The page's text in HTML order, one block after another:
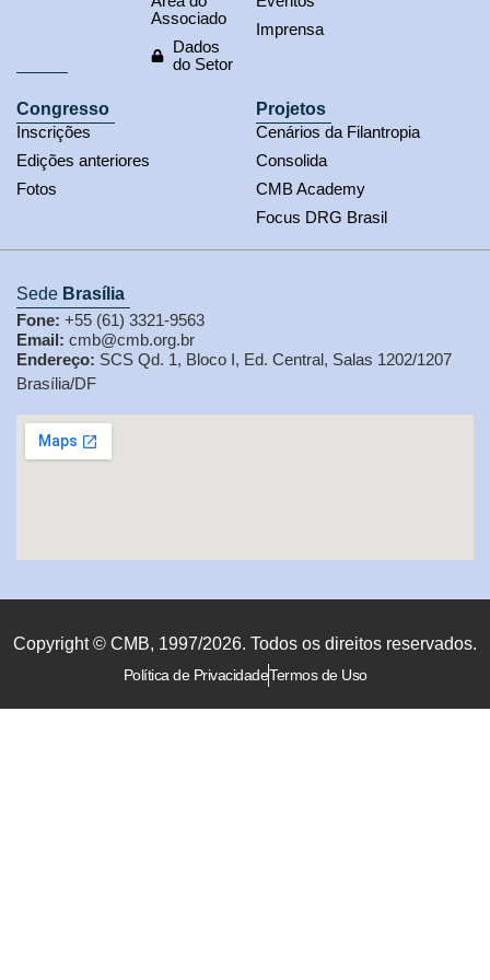
Associado
Dados
do Setor
Imprensa
Congresso
Inscrições
Edições anteriores
Fotos
Projetos
Cenários da Filantropia
Consolida
CMB Academy
Focus DRG Brasil
Sede Brasília
Fone: +55 (61) 3321-9563
Email: cmb@cmb.org.br
Endereço: SCS Qd. 1, Bloco I, Ed. Central, Salas 1202/1207
Brasília/DF
Copyright © CMB, 1997/2026. Todos os direitos reservados.
Política de PrivacidadeTermos de Uso